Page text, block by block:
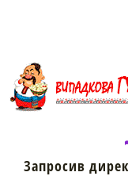
Запросив